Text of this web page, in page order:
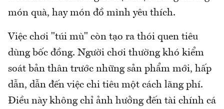
món quà, hay món đồ mình yêu thích.
Việc chơi "túi mù" còn tạo ra thói quen tiêu
dùng bốc đồng. Người chơi thường khó kiểm
soát bản thân trước những sản phẩm mới, hấp
dẫn, dẫn đến việc chi tiêu một cách lãng phí.
Điều này không chỉ ảnh hưởng đến tài chính cá